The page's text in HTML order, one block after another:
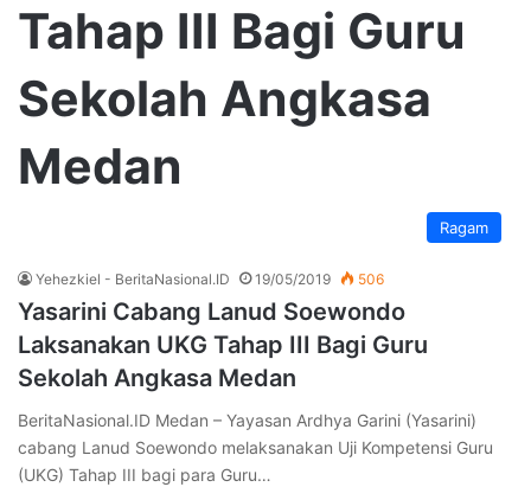
Tahap III Bagi Guru
Sekolah Angkasa
Medan
Ragam
Yehezkiel - BeritaNasional.ID 19/05/2019 506
Yasarini Cabang Lanud Soewondo
Laksanakan UKG Tahap III Bagi Guru
Sekolah Angkasa Medan
BeritaNasional.ID Medan – Yayasan Ardhya Garini (Yasarini)
cabang Lanud Soewondo melaksanakan Uji Kompetensi Guru
(UKG) Tahap III bagi para Guru…